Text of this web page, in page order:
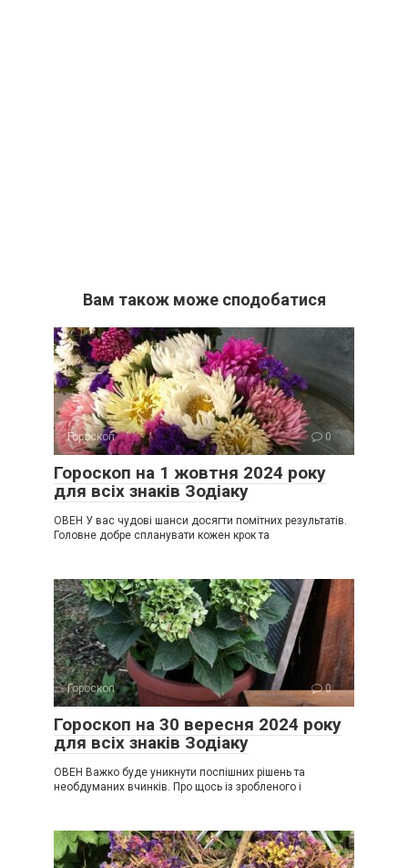
Вам також може сподобатися
Гороскоп 0
Гороскоп на 1 жовтня 2024 року
для всіх знаків Зодіаку
ОВЕН У вас чудові шанси досягти помітних результатів.
Головне добре спланувати кожен крок та
Гороскоп 0
Гороскоп на 30 вересня 2024 року
для всіх знаків Зодіаку
ОВЕН Важко буде уникнути поспішних рішень та
необдуманих вчинків. Про щось із зробленого і